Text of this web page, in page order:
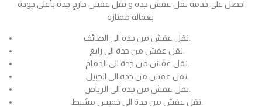
احصل على خدمة نقل عفش جده و نقل عفش خارج جدة بأعلى جودة
نقل عفش من جده الى الطائف.
نقل عفش من جدة الى رابغ.
نقل عفش من جدة الى الدمام.
نقل عفش من جدة الى الجبيل.
نقل عفش من جدة الى الرياض.
نقل عفش من جدة الى خميس مشيط.